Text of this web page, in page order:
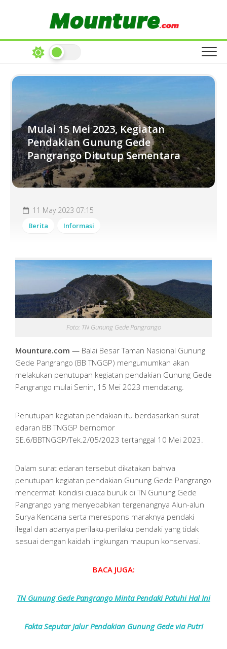
Mulai 15 Mei 2023, Kegiatan
Pendakian Gunung Gede
Pangrango Ditutup Sementara
11 May 2023 07:15
Berita Informasi
Foto: TN Gunung Gede Pangrango
Mounture.com — Balai Besar Taman Nasional Gunung
Gede Pangrango (BB TNGGP) mengumumkan akan
melakukan penutupan kegiatan pendakian Gunung Gede
Pangrango mulai Senin, 15 Mei 2023 mendatang.
Penutupan kegiatan pendakian itu berdasarkan surat
edaran BB TNGGP bernomor
SE.6/BBTNGGP/Tek.2/05/2023 tertanggal 10 Mei 2023.
Dalam surat edaran tersebut dikatakan bahwa
penutupan kegiatan pendakian Gunung Gede Pangrango
mencermati kondisi cuaca buruk di TN Gunung Gede
Pangrango yang menyebabkan tergenangnya Alun-alun
Surya Kencana serta merespons maraknya pendaki
ilegal dan adanya perilaku-perilaku pendaki yang tidak
sesuai dengan kaidah lingkungan maupun konservasi.
BACA JUGA:
TN Gunung Gede Pangrango Minta Pendaki Patuhi Hal Ini
Fakta Seputar Jalur Pendakian Gunung Gede via Putri